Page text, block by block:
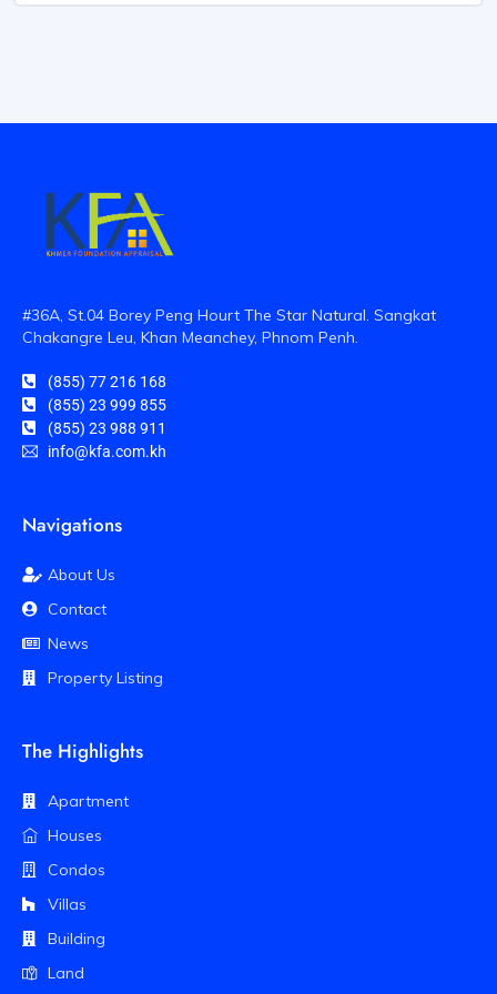
#36A, St.04 Borey Peng Hourt The Star Natural. Sangkat
Chakangre Leu, Khan Meanchey, Phnom Penh.
(855) 77 216 168
(855) 23 999 855
(855) 23 988 911
info@kfa.com.kh
Navigations
About Us
Contact
News
Property Listing
The Highlights
Apartment
Houses
Condos
Villas
Building
Land